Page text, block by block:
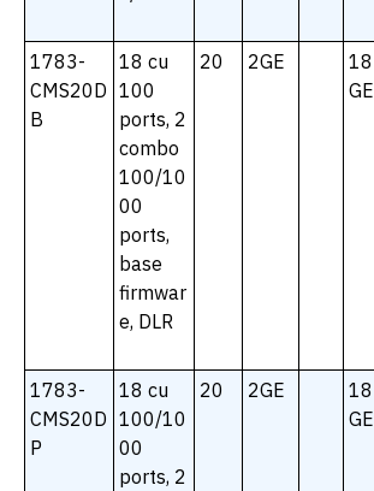
1783-
CMS20D
B
18 cu
100
ports, 2
combo
100/10
00
ports,
base
firmwar
e, DLR
20 2GE
18
GE
1783-
CMS20D
P
18 cu
100/10
00
ports, 2
20 2GE
18
GE